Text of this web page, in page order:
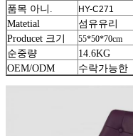
품목 아니. HY-C271
Matetial
섬유유리
Producet 크기
55*50*70cm
순중량
14.6KG
OEM/ODM
수락가능한